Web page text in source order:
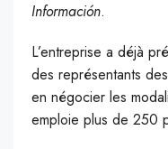
Información.
L’entreprise a déjà
des représentants
en négocier les
emploie plus de 250